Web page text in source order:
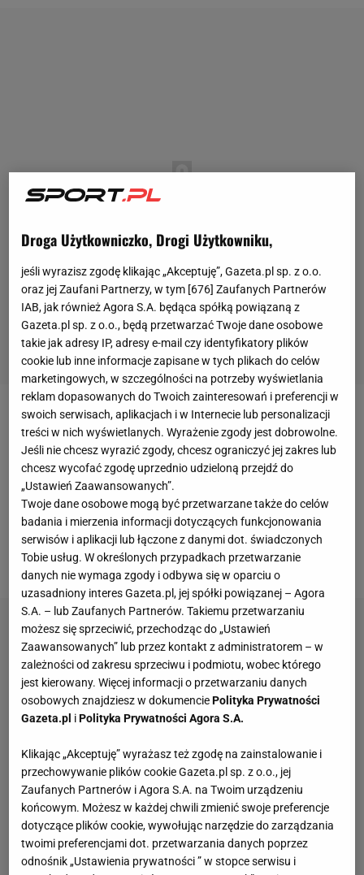
Przed tym meczem obie drużyny notowały
negatywne serie rozpoczynające się od 29 sierpnia.
Wtedy to Wisła Kraków po raz ostatni wygrała na
własnym stadionie, pokonując
a Śląsk Wrocław wygrał ostatni
mecz
na boisku
rywali, zwyciężając w derbach zZagłębiem Lubin
3:1.
Droga Użytkowniczko, Drogi Użytkowniku,
jeśli wyrazisz zgodę klikając „Akceptuję”, Gazeta.pl sp. z o.o.
oraz jej Zaufani Partnerzy, w tym [676] Zaufanych Partnerów
IAB, jak również Agora S.A. będąca spółką powiązaną z
Gazeta.pl sp. z o.o., będą przetwarzać Twoje dane osobowe
takie jak adresy IP, adresy e-mail czy identyfikatory plików
cookie lub inne informacje zapisane w tych plikach do celów
marketingowych, w szczególności na potrzeby wyświetlania
reklam dopasowanych do Twoich zainteresowań i preferencji w
swoich serwisach, aplikacjach i w Internecie lub personalizacji
treści w nich wyświetlanych. Wyrażenie zgody jest dobrowolne.
Jeśli nie chcesz wyrazić zgody, chcesz ograniczyć jej zakres lub
chcesz wycofać zgodę uprzednio udzieloną przejdź do
„Ustawień Zaawansowanych”.
Twoje dane osobowe mogą być przetwarzane także do celów
badania i mierzenia informacji dotyczących funkcjonowania
serwisów i aplikacji lub łączone z danymi dot. świadczonych
Tobie usług. W określonych przypadkach przetwarzanie
danych nie wymaga zgody i odbywa się w oparciu o
uzasadniony interes Gazeta.pl, jej spółki powiązanej – Agora
S.A. – lub Zaufanych Partnerów. Takiemu przetwarzaniu
możesz się sprzeciwić, przechodząc do „Ustawień
Zaawansowanych” lub przez kontakt z administratorem – w
zależności od zakresu sprzeciwu i podmiotu, wobec którego
jest kierowany. Więcej informacji o przetwarzaniu danych
osobowych znajdziesz w dokumenciePolityka Prywatności
Gazeta.pl iPolityka Prywatności Agora S.A.
Klikając „Akceptuję” wyrażasz też zgodę na zainstalowanie i
przechowywanie plików cookie Gazeta.pl sp. z o.o., jej
Zaufanych Partnerów i Agora S.A. na Twoim urządzeniu
końcowym. Możesz w każdej chwili zmienić swoje preferencje
dotyczące plików cookie, wywołując narzędzie do zarządzania
twoimi preferencjami dot. przetwarzania danych poprzez
odnośnik „Ustawienia prywatności ” w stopce serwisu i